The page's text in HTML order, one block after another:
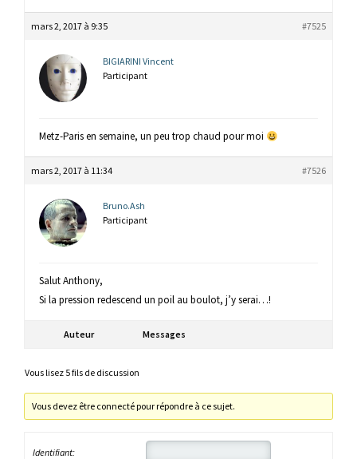
mars 2, 2017 à 9:35 #7525
BIGIARINI Vincent
Participant
Metz-Paris en semaine, un peu trop chaud pour moi
mars 2, 2017 à 11:34 #7526
Bruno.Ash
Participant
Salut Anthony,
Si la pression redescend un poil au boulot, j’y serai…!
Auteur Messages
Vous lisez 5 fils de discussion
Vous devez être connecté pour répondre à ce sujet.
Identifiant: